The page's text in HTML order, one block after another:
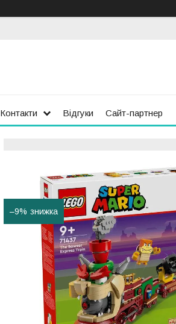
Контакти Відгуки Сайт-партнер
–9%